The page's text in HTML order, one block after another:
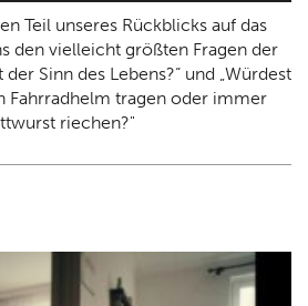
Teil unseres Rückblicks auf das
den vielleicht größten Fragen der
Sinn des Lebens?“ und „Würdest
Fahrradhelm tragen oder immer
riechen?"